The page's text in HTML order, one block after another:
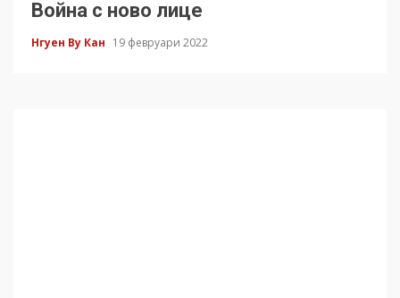
Война с ново лице
Нгуен Ву Кан 19 февруари 2022